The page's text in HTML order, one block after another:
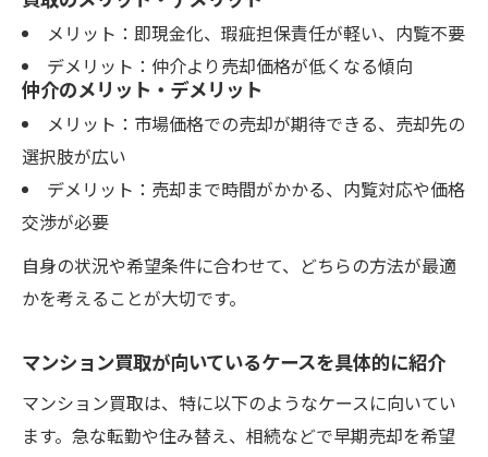
メリット：即現金化、瑕疵担保責任が軽い、内覧不要
デメリット：仲介より売却価格が低くなる傾向
仲介のメリット・デメリット
メリット：市場価格での売却が期待できる、売却先の
選択肢が広い
デメリット：売却まで時間がかかる、内覧対応や価格
交渉が必要
自身の状況や希望条件に合わせて、どちらの方法が最適
かを考えることが大切です。
マンション買取が向いているケースを具体的に紹介
マンション買取は、特に以下のようなケースに向いてい
ます。急な転勤や住み替え、相続などで早期売却を希望